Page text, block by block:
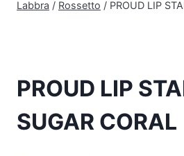
Labbra / Rossetto / PROUD LIP
PROUD LIP
SUGAR CORAL